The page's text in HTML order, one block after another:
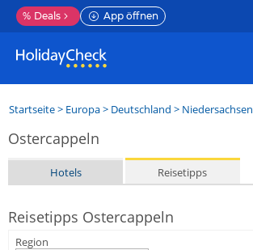
% Deals App öffnen
Startseite> Europa> Deutschland > Niedersachsen
Ostercappeln
Hotels Reisetipps
Reisetipps Ostercappeln
Region